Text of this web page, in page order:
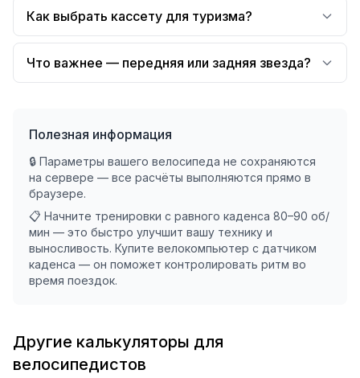
Как выбрать кассету для туризма?
Что важнее — передняя или задняя звезда?
Полезная информация
🔒 Параметры вашего велосипеда не сохраняются
на сервере — все расчёты выполняются прямо в
браузере.
📋 Начните тренировки с равного каденса 80–90 об/
мин — это быстро улучшит вашу технику и
выносливость. Купите велокомпьютер с датчиком
каденса — он поможет контролировать ритм во
время поездок.
Другие калькуляторы для
велосипедистов